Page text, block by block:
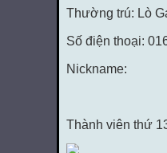
Thường trú: Lò
Số điện thoại:
Nickname:
Thành viên thứ